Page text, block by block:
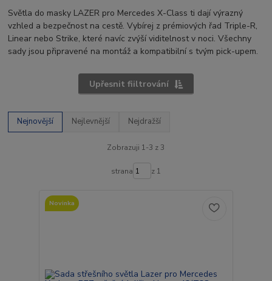
Světla do masky LAZER pro Mercedes X-Class ti dají výrazný
vzhled a bezpečnost na cestě. Vybírej z prémiových řad Triple-R,
Linear nebo Strike, které navíc zvýší viditelnost v noci. Všechny
sady jsou připravené na montáž a kompatibilní s tvým pick-upem.
Upřesnit fiiltrování
Nejnovější Nejlevnější Nejdražší
Zobrazuji 1-3 z 3
strana z 1
Novinka